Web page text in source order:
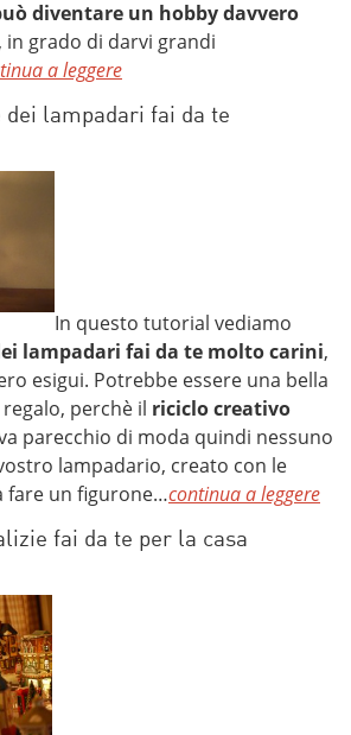
diventare un hobby davvero
, in grado di darvi grandi
a leggere
dei lampadari fai da te
In questo tutorial vediamo
lampadari fai da te molto carini,
esigui. Potrebbe essere una bella
perchè il riciclo creativo
parecchio di moda quindi nessuno
lampadario, creato con le
fare un figurone…continua a leggere
fai da te per la casa